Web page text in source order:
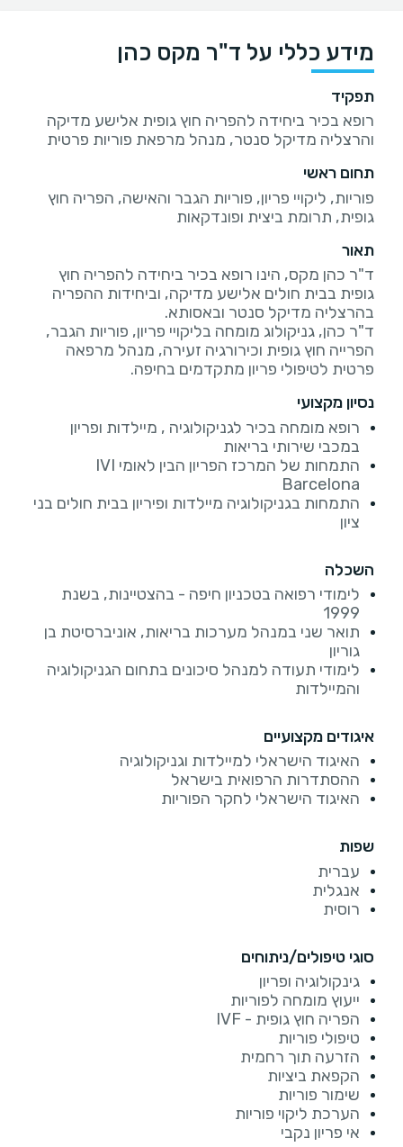
מידע כללי על ד"ר מקס כהן
תפקיד
רופא בכיר ביחידה להפריה חוץ גופית אלישע מדיקה
והרצליה מדיקל סנטר, מנהל מרפאת פוריות פרטית
תחום ראשי
פוריות, ליקויי פריון, פוריות הגבר והאישה, הפריה חוץ
גופית, תרומת ביצית ופונדקאות
תאור
ד"ר כהן מקס, הינו רופא בכיר ביחידה להפריה חוץ
גופית בבית חולים אלישע מדיקה, וביחידות ההפריה
ד"ר כהן, גניקולוג מומחה בליקויי פריון, פוריות הגבר,
הפרייה חוץ גופית וכירורגיה זעירה, מנהל מרפאה
פרטית לטיפולי פריון מתקדמים בחיפה.
נסיון מקצועי
רופא מומחה בכיר לגניקולוגיה , מיילדות ופריון
במכבי שירותי בריאות
התמחות של המרכז הפריון הבין לאומי IVI
Barcelona
התמחות בגניקולוגיה מיילדות ופיריון בבית חולים בני
ציון
השכלה
לימודי רפואה בטכניון חיפה - בהצטיינות, בשנת
1999
תואר שני במנהל מערכות בריאות, אוניברסיטת בן
גוריון
לימודי תעודה למנהל סיכונים בתחום הגניקולוגיה
והמיילדות
איגודים מקצועיים
האיגוד הישראלי למיילדות וגניקולוגיה
ההסתדרות הרפואית בישראל
האיגוד הישראלי לחקר הפוריות
שפות
עברית
אנגלית
רוסית
סוגי טיפולים/ניתוחים
גינקולוגיה ופריון
ייעוץ מומחה לפוריות
הפריה חוץ גופית - IVF
טיפולי פוריות
הזרעה תוך רחמית
הקפאת ביציות
שימור פוריות
הערכת ליקוי פוריות
אי פריון נקבי